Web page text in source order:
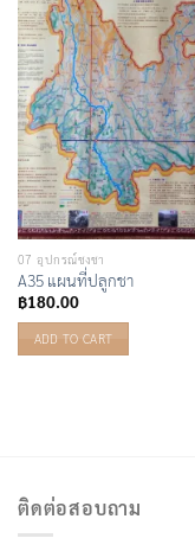
07 อุปกรณ์ชงชา
A35 แผนที่ปลูกชา
฿180.00
ADD TO CART
ติดต่อสอบถาม